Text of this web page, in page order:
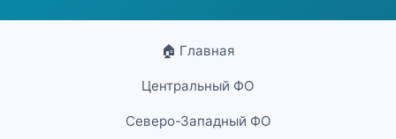
🏠 Главная
Центральный ФО
Северо-Западный ФО